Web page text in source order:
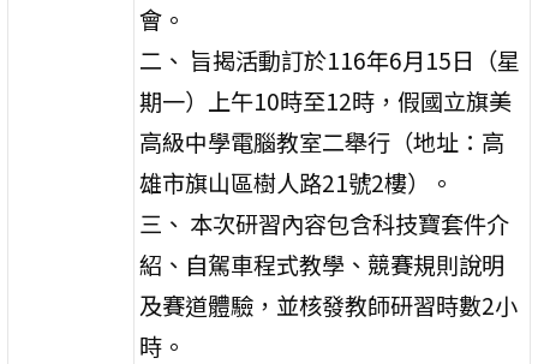
會。
二、 旨揭活動訂於116年6月15日（星
期一）上午10時至12時，假國立旗美
高級中學電腦教室二舉行（地址：高
雄市旗山區樹人路21號2樓）。
三、 本次研習內容包含科技寶套件介
紹、自駕車程式教學、競賽規則說明
及賽道體驗，並核發教師研習時數2小
時。